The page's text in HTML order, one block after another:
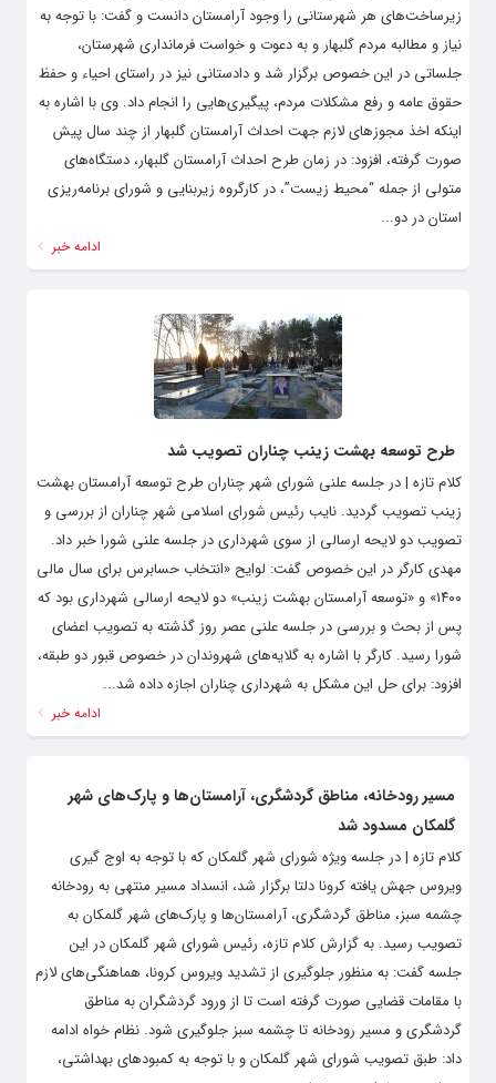
زیرساخت‌های هر شهرستانی را وجود آرامستان دانست و گفت: با توجه به
نیاز و مطالبه مردم گلبهار و به دعوت و خواست فرمانداری شهرستان،
جلساتی در این خصوص برگزار شد و دادستانی نیز در راستای احیاء و حفظ
حقوق عامه و رفع مشکلات مردم، پیگیری‌هایی را انجام داد. وی با اشاره به
اینکه اخذ مجوزهای لازم جهت احداث آرامستان گلبهار از چند سال پیش
صورت گرفته، افزود: ‌در زمان طرح احداث آرامستان گلبهار، دستگاه‌های
متولی از جمله “محیط زیست”، در کارگروه زیربنایی و شورای برنامه‌ریزی
استان در دو...
ادامه خبر
طرح توسعه بهشت زینب چناران تصویب شد
کلام تازه | در جلسه علنی شورای شهر چناران طرح توسعه آرامستان بهشت
زینب تصویب گردید. نایب رئیس شورای اسلامی شهر چناران از بررسی و
تصویب دو لایحه ارسالی از سوی شهرداری در جلسه علنی شورا خبر داد.
مهدی کارگر در این خصوص گفت: لوایح «انتخاب حسابرس برای سال مالی
۱۴۰۰» و «توسعه آرامستان بهشت زینب» دو لایحه ارسالی شهرداری بود که
پس از بحث و بررسی در جلسه علنی عصر روز گذشته به تصویب اعضای
شورا رسید. کارگر با اشاره به گلایه‌های شهروندان در خصوص قبور دو طبقه،
افزود: برای حل این مشکل به شهرداری چناران اجازه داده شد...
ادامه خبر
مسیر رودخانه، مناطق گردشگری، آرامستان‌ها و پارک‌های شهر
گلمکان مسدود شد
کلام تازه | در جلسه ویژه شورای شهر گلمکان که با توجه به اوج گیری
ویروس جهش یافته کرونا دلتا برگزار شد، انسداد مسیر منتهی به رودخانه
چشمه سبز، مناطق گردشگری، آرامستان‌ها و پارک‌های شهر گلمکان به
تصویب رسید. به گزارش کلام تازه، رئیس شورای شهر گلمکان در این
جلسه گفت: به منظور جلوگیری از تشدید ویروس کرونا، هماهنگی‌های لازم
با مقامات قضایی صورت گرفته است تا از ورود گردشگران به مناطق
گردشگری و مسیر رودخانه تا چشمه سبز جلوگیری شود. نظام خواه ادامه
داد: طبق تصویب شورای شهر گلمکان و با توجه به کمبودهای بهداشتی،